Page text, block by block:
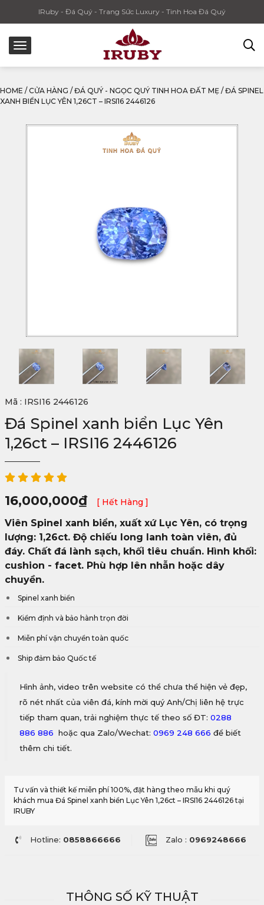
IRuby - Đá Quý - Trang Sức Luxury - Tinh Hoa Đá Quý
HOME / CỬA HÀNG / ĐÁ QUÝ - NGỌC QUÝ TINH HOA ĐẤT MẸ / ĐÁ SPINEL
XANH BIỂN LỤC YÊN 1,26CT – IRSI16 2446126
Mã : IRSI16 2446126
Đá Spinel xanh biển Lục Yên
1,26ct – IRSI16 2446126
16,000,000₫ [ Hết Hàng ]
Viên Spinel xanh biển, xuất xứ Lục Yên, có trọng
lượng: 1,26ct. Độ chiếu long lanh toàn viên, đủ
đáy. Chất đá lành sạch, khối tiêu chuẩn. Hình khối:
cushion - facet. Phù hợp lên nhẫn hoặc dây
chuyền.
Spinel xanh biển
Kiểm định và bảo hành trọn đời
Miễn phí vận chuyển toàn quốc
Ship đảm bảo Quốc tế
Hình ảnh, video trên website có thể chưa thể hiện vẻ đẹp,
rõ nét nhất của viên đá, kính mời quý Anh/Chị liên hệ trực
tiếp tham quan, trải nghiệm thực tế theo số ĐT: 0288
886 886 hoặc qua Zalo/Wechat: 0969 248 666 để biết
thêm chi tiết.
Tư vấn và thiết kế miễn phí 100%, đặt hàng theo mẫu khi quý
khách mua Đá Spinel xanh biển Lục Yên 1,26ct – IRSI16 2446126 tại
IRUBY
Hotline: 0858866666 Zalo : 0969248666
THÔNG SỐ KỸ THUẬT